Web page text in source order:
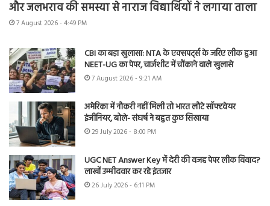
और जलभराव की समस्या से नाराज विद्यार्थियों ने लगाया ताला
7 August 2026 - 4:49 PM
CBI का बड़ा खुलासा: NTA के एक्सपर्ट्स के जरिए लीक हुआ
NEET-UG का पेपर, चार्जशीट में चौंकाने वाले खुलासे
7 August 2026 - 9:21 AM
अमेरिका में नौकरी नहीं मिली तो भारत लौटे सॉफ्टवेयर
इंजीनियर, बोले- संघर्ष ने बहुत कुछ सिखाया
29 July 2026 - 8:00 PM
UGC NET Answer Key में देरी की वजह पेपर लीक विवाद?
लाखों उम्मीदवार कर रहे इंतजार
26 July 2026 - 6:11 PM